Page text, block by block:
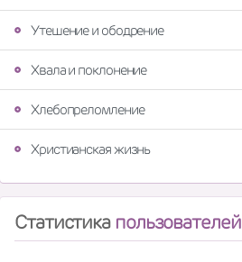
Утешение и ободрение
Хвала и поклонение
Хлебопреломление
Христианская жизнь
Статистика пользователей